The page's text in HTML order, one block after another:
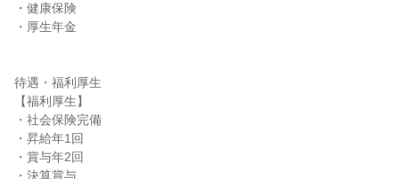
・健康保険
・厚生年金
待遇・福利厚生
【福利厚生】
・社会保険完備
・昇給年1回
・賞与年2回
・決算賞与